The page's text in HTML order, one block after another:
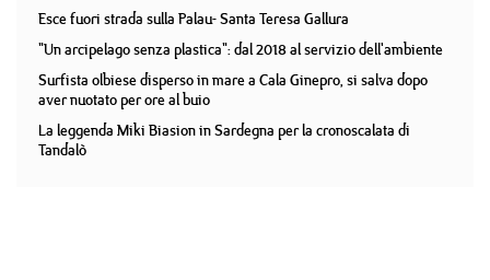
Esce fuori strada sulla Palau- Santa Teresa Gallura
"Un arcipelago senza plastica": dal 2018 al servizio dell'ambiente
Surfista olbiese disperso in mare a Cala Ginepro, si salva dopo
aver nuotato per ore al buio
La leggenda Miki Biasion in Sardegna per la cronoscalata di
Tandalò